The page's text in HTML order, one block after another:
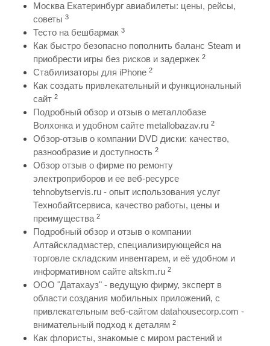
Москва Екатеринбург авиабилеты: цены, рейсы,
советы 3
Тесто на бешбармак 3
Как быстро безопасно пополнить баланс Steam и
приобрести игры без рисков и задержек 2
Стабилизаторы для iPhone 2
Как создать привлекательный и функциональный
сайт 2
Подробный обзор и отзыв о металлобазе
Волхонка и удобном сайте metallobazav.ru 2
Обзор-отзыв о компании DVD диски: качество,
разнообразие и доступность 2
Обзор отзыв о фирме по ремонту
электроприборов и ее веб-ресурсе
tehnobytservis.ru - опыт использования услуг
Технобайтсервиса, качество работы, цены и
преимущества 2
Подробный обзор и отзыв о компании
Алтайскладмастер, специализирующейся на
торговле складским инвентарем, и её удобном и
информативном сайте altskm.ru 2
ООО "Датахауз" - ведущую фирму, эксперт в
области создания мобильных приложений, с
привлекательным веб-сайтом datahousecorp.com -
внимательный подход к деталям 2
Как флористы, знакомые с миром растений и